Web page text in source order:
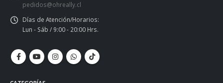
pedidos@ohreally.cl
Días de Atención/Horarios:
Lun - Sáb / 9:00 - 20:00 Hrs.